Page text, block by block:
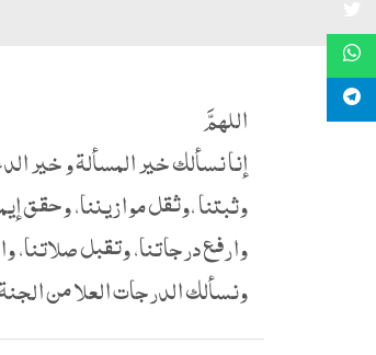
اللهمَّ
إنا نسألك خير المسألة و خير
وثبتنا ،وثقل موازيننا، وحقق
وارفع درجاتنا، وتقبل صلاتنا،
ونسألك الدرجات العلا من